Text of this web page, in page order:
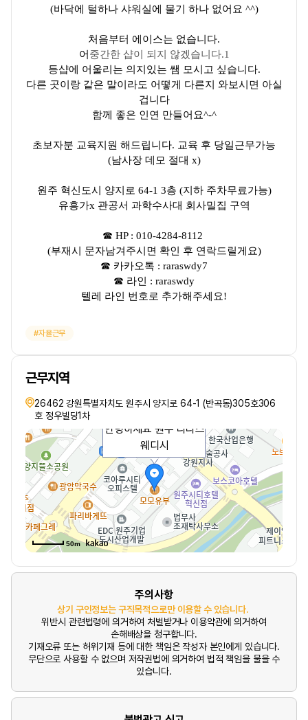
(바닥에 털하나 샤워실에 물기 하나 없어요 ^^)
처음부터 에이스는 없습니다.
어 중간한 샵이 되지 않겠습니다.1
등샵에 어울리는 의지있는 쌤 모시고 싶습니다.
다른 곳이랑 같은 말이라도 어떻게 다른지 와보시면 아실
겁니다
함께 좋은 인연 만들어요^-^
초보자분 교육지원 해드립니다. 교육 후 당일근무가능
(남사장 데모 절대 x)
원주 혁신도시 양지로 64-1 3층 (지하 주차무료가능)
유흥가x 관공서 과학수사대 회사밀집 구역
☎ HP : 010-4284-8112
(부재시 문자남겨주시면 확인 후 연락드릴게요)
☎ 카카오톡 : raraswdy7
☎ 라인 : raraswdy
텔레 라인 번호로 추가해주세요!
자율근무
근무지역
26462 강원특별자치도 원주시 양지로 64-1 (반곡동)305호306
호 정우빌딩1차
안녕하세요 원주 라라스
웨디시
50m
주의사항
상기 구인정보는 구직목적으로만 이용할 수 있습니다.
위반시 관련법령에 의거하여 처벌받거나 이용약관에 의거하여
손해배상을 청구합니다.
기재오류 또는 허위기재 등에 대한 책임은 작성자 본인에게 있습니다.
무단으로 사용할 수 없으며 저작권법에 의거하여 법적 책임을 물을 수
있습니다.